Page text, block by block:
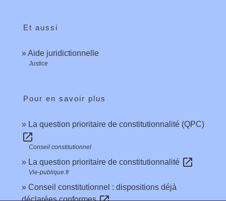
Et aussi
Aide juridictionnelle
Justice
Pour en savoir plus
La question prioritaire de constitutionnalité (QPC)
open_in_new
Conseil constitutionnel
La question prioritaire de constitutionnalité open_in_new
Vie-publique.fr
Conseil constitutionnel : dispositions déjà